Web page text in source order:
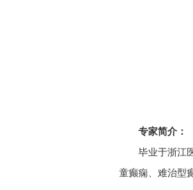
专家简介：
毕业于浙江
童癫痫、难治型